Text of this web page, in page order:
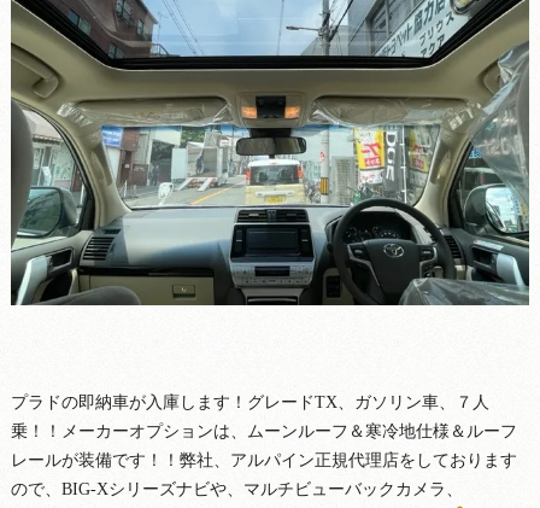
プラドの即納車が入庫します！グレードTX、ガソリン車、７人
乗！！メーカーオプションは、ムーンルーフ＆寒冷地仕様＆ルーフ
レールが装備です！！弊社、アルパイン正規代理店をしております
ので、BIG-Xシリーズナビや、マルチビューバックカメラ、